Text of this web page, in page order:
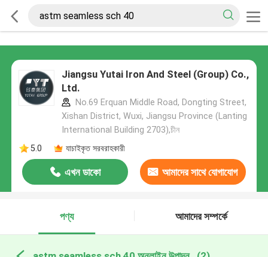
Jiangsu Yutai Iron And Steel (Group) Co.,
Ltd.
No.69 Erquan Middle Road, Dongting Street,
Xishan District, Wuxi, Jiangsu Province (Lanting
International Building 2703),চীন
5.0
যাচাইকৃত সরবরাহকারী
এখন ডাকো আমাদের সাথে যোগাযোগ
পণ্য
আমাদের সম্পর্কে